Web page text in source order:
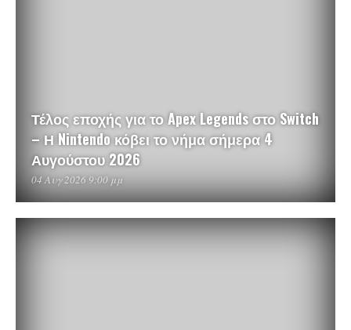
Τέλος εποχής για το Apex Legends στο Switch
– Η Nintendo κόβει το νήμα σήμερα 4
Αυγούστου 2026
04 Αυγ 2026 9:00 μμ